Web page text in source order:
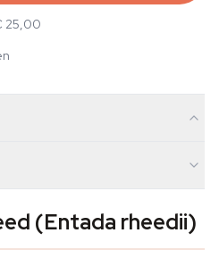
25,00
(Entada rheedii)